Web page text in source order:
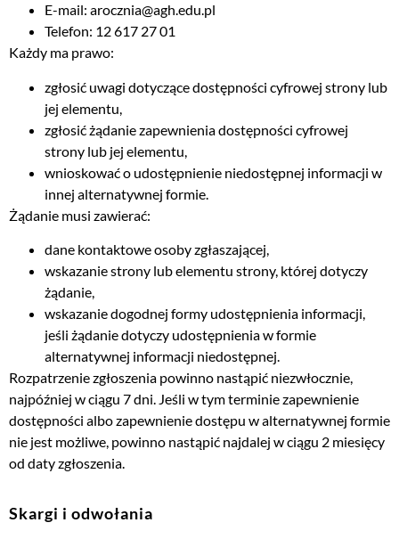
E-mail: arocznia@agh.edu.pl
Telefon: 12 617 27 01
Każdy ma prawo:
zgłosić uwagi dotyczące dostępności cyfrowej strony lub
jej elementu,
zgłosić żądanie zapewnienia dostępności cyfrowej
strony lub jej elementu,
wnioskować o udostępnienie niedostępnej informacji w
innej alternatywnej formie.
Żądanie musi zawierać:
dane kontaktowe osoby zgłaszającej,
wskazanie strony lub elementu strony, której dotyczy
żądanie,
wskazanie dogodnej formy udostępnienia informacji,
jeśli żądanie dotyczy udostępnienia w formie
alternatywnej informacji niedostępnej.
Rozpatrzenie zgłoszenia powinno nastąpić niezwłocznie,
najpóźniej w ciągu 7 dni. Jeśli w tym terminie zapewnienie
dostępności albo zapewnienie dostępu w alternatywnej formie
nie jest możliwe, powinno nastąpić najdalej w ciągu 2 miesięcy
od daty zgłoszenia.
Skargi i odwołania